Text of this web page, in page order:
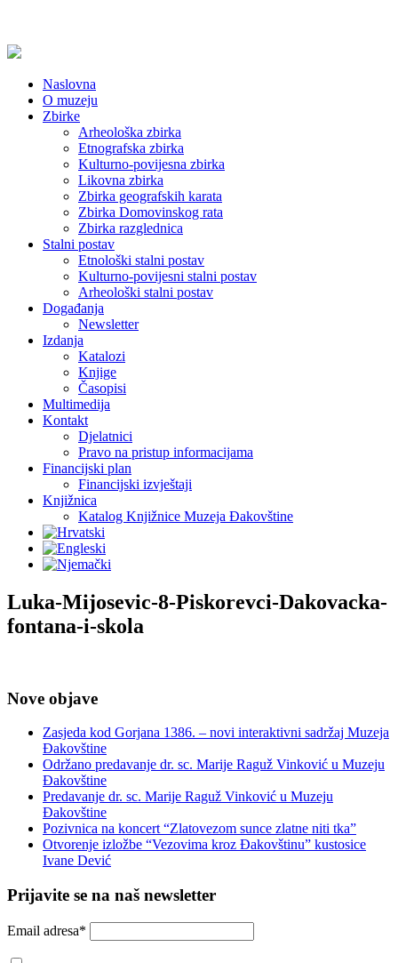
Naslovna
O muzeju
Zbirke
Arheološka zbirka
Etnografska zbirka
Kulturno-povijesna zbirka
Likovna zbirka
Zbirka geografskih karata
Zbirka Domovinskog rata
Zbirka razglednica
Stalni postav
Etnološki stalni postav
Kulturno-povijesni stalni postav
Arheološki stalni postav
Događanja
Newsletter
Izdanja
Katalozi
Knjige
Časopisi
Multimedija
Kontakt
Djelatnici
Pravo na pristup informacijama
Financijski plan
Financijski izvještaji
Knjižnica
Katalog Knjižnice Muzeja Đakovštine
Luka-Mijosevic-8-Piskorevci-Dakovacka-
fontana-i-skola
Nove objave
Zasjeda kod Gorjana 1386. – novi interaktivni sadržaj Muzeja
Đakovštine
Održano predavanje dr. sc. Marije Raguž Vinković u Muzeju
Đakovštine
Predavanje dr. sc. Marije Raguž Vinković u Muzeju
Đakovštine
Pozivnica na koncert “Zlatovezom sunce zlatne niti tka”
Otvorenje izložbe “Vezovima kroz Đakovštinu” kustosice
Ivane Dević
Prijavite se na naš newsletter
Email adresa*